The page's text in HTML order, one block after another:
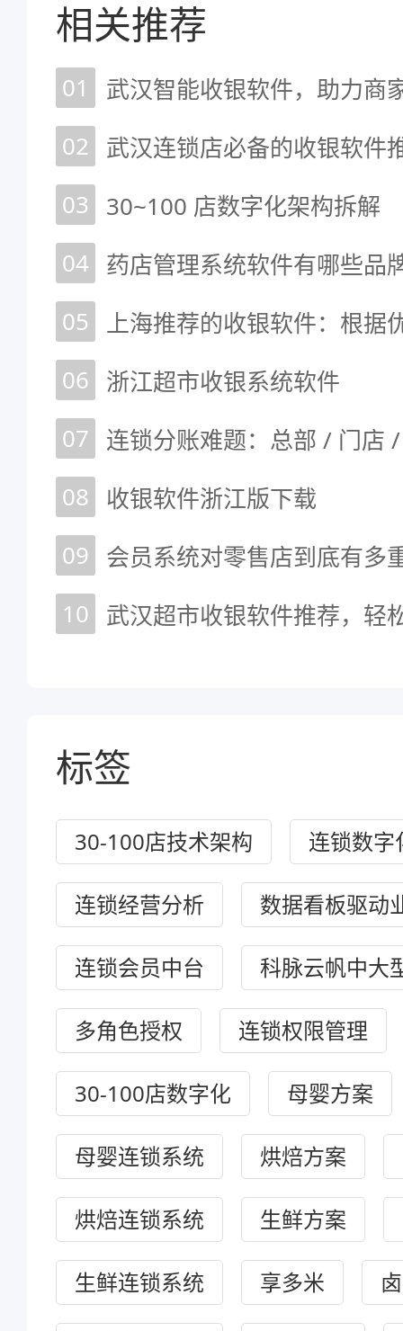
相关推荐
01
武汉智能收银软件，助力商
02 武汉连锁店必备的收银软件
03
30~100 店数字化架构拆解
04
05
06 浙江超市收银系统软件
07 连锁分账难题：总部 / 门店
08 收银软件浙江版下载
09 会员系统对零售店到底有多
10 武汉超市收银软件推荐，轻
标签
30-100店技术架构 连锁数字
连锁经营分析 数据看板驱动
连锁会员中台 科脉云帆中大
多角色授权 连锁权限管理
30-100店数字化 母婴方案
母婴连锁系统 烘焙方案
烘焙连锁系统 生鲜方案
生鲜连锁系统 享多米